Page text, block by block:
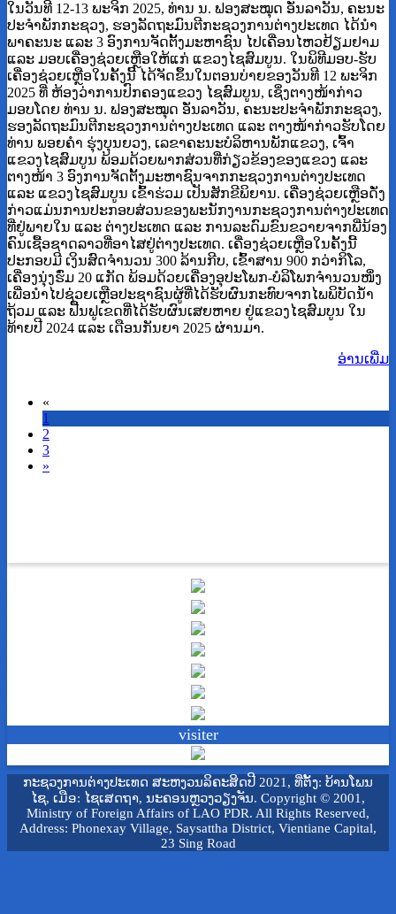
ໃນວັນທີ 12-13 ພະຈິກ 2025, ທ່ານ ນ. ຟອງສະໝຸດ ອັ່ນລາວັນ, ຄະນະ
ປະຈຳພັກກະຊວງ, ຮອງລັດຖະມົນຕີກະຊວງການຕ່າງປະເທດ ໄດ້ນໍາ
ພາຄະນະ ແລະ 3 ອົງການຈັດຕັ້ງມະຫາຊົນ ໄປເຄື່ອນໄຫວຢ້ຽມຢາມ
ແລະ ມອບເຄື່ອງຊ່ວຍເຫຼືອໃຫ້ແກ່ ແຂວງໄຊສົມບູນ. ໃນພິທີມອບ-ຮັບ
ເຄື່ອງຊ່ວຍເຫຼືອໃນຄັ້ງນີ້ ໄດ້ຈັດຂຶ້ນໃນຕອນບ່າຍຂອງວັນທີ 12 ພະຈິກ
2025 ທີ່ ຫ້ອງວ່າການປົກຄອງແຂວງ ໄຊສົມບູນ, ເຊິ່ງຕາງໜ້າກ່າວ
ມອບໂດຍ ທ່ານ ນ. ຟອງສະໝຸດ ອັ່ນລາວັນ, ຄະນະປະຈໍາພັກກະຊວງ,
ຮອງລັດຖະມົນຕີກະຊວງການຕ່າງປະເທດ ແລະ ຕາງໜ້າກ່າວຮັບໂດຍ
ທ່ານ ພອຍຄໍາ ຮຸ່ງບຸນຍວງ, ເລຂາຄະນະບໍລິຫານພັກແຂວງ, ເຈົ້າ
ແຂວງໄຊສົມບູນ ພ້ອມດ້ວຍພາກສ່ວນທີ່ກ່ຽວຂ້ອງຂອງແຂວງ ແລະ
ຕາງໜ້າ 3 ອົງການຈັດຕັ້ງມະຫາຊົນຈາກກະຊວງການຕ່າງປະເທດ
ແລະ ແຂວງໄຊສົມບູນ ເຂົ້າຮ່ວມ ເປັນສັກຂີພິຍານ. ເຄື່ອງຊ່ວຍເຫຼືອດັ່ງ
ກ່າວແມ່ນການປະກອບສ່ວນຂອງພະນັກງານກະຊວງການຕ່າງປະເທດ
ທີ່ຢູ່ພາຍໃນ ແລະ ຕ່າງປະເທດ ແລະ ການລະດົມຂົນຂວາຍຈາກພີ່ນ້ອງ
ຄົນເຊື້ອຊາດລາວທີ່ອາໄສຢູ່ຕ່າງປະເທດ. ເຄື່ອງຊ່ວຍເຫຼືອໃນຄັ້ງນີ້
ປະກອບມີ ເງິນສົດຈຳນວນ 300 ລ້ານກີບ, ເຂົ້າສານ 900 ກວ່າກິໂລ,
ເຄື່ອງນຸ່ງຮົ່ມ 20 ແກັດ ພ້ອມດ້ວຍເຄື່ອງອຸປະໂພກ-ບໍລິໂພກຈໍານວນໜຶ່ງ
ເພື່ອນໍາໄປຊ່ວຍເຫຼືອປະຊາຊົນຜູ້ທີ່ໄດ້ຮັບຜົນກະທົບຈາກໄພພິບັດນໍ້າ
ຖ້ວມ ແລະ ຟື້ນຟູເຂດທີ່ໄດ້ຮັບຜົນເສຍຫາຍ ຢູ່ແຂວງໄຊສົມບູນ ໃນ
ທ້າຍປີ 2024 ແລະ ເດືອນກັນຍາ 2025 ຜ່ານມາ.
ອ່ານ​ເພີ່ມ
«
1
2
3
»
visiter
ກະຊວງການຕ່າງປະເທດ ສະຫງວນລິຄະສິດປີ 2021, ທີ່ຕັ້ງ: ບ້ານໂພນ
ໄຊ, ເມືອ: ໄຊເສດຖາ, ນະຄອນຫຼວງວຽງຈັນ. Copyright © 2001,
Ministry of Foreign Affairs of LAO PDR. All Rights Reserved,
Address: Phonexay Village, Saysattha District, Vientiane Capital,
23 Sing Road